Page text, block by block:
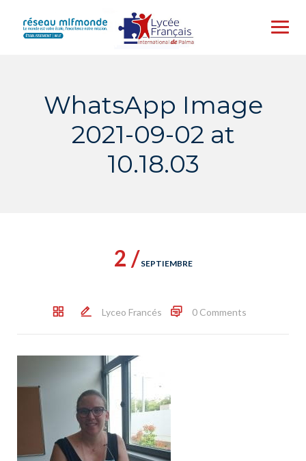
content
WhatsApp Image
2021-09-02 at
10.18.03
2 / SEPTIEMBRE
Lyceo Francés 0 Comments